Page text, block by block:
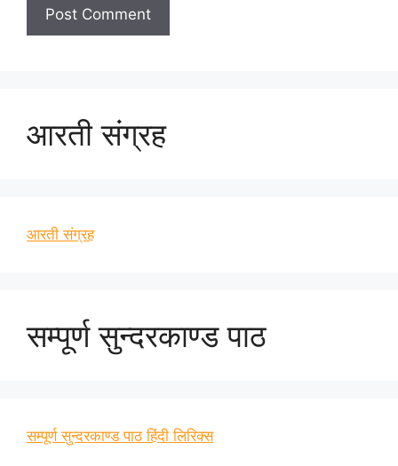
आरती संग्रह
आरती संग्रह
सम्पूर्ण सुन्दरकाण्ड पाठ
सम्पूर्ण सुन्दरकाण्ड पाठ हिंदी लिरिक्स